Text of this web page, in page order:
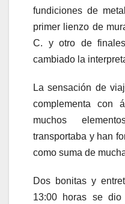
fundiciones de
primer lienzo de
C. y otro de
cambiado la
La sensación de
complementa con
muchos
transportaba y han
como suma de
Dos bonitas y
13:00 horas se